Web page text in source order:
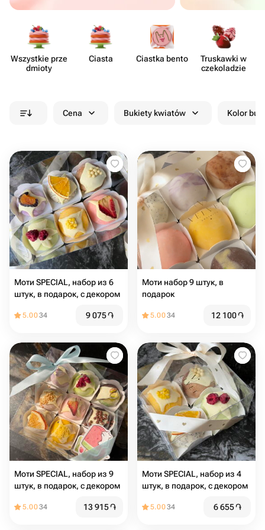
Wszystkie prze​
dmioty
Ciasta Ciastka bento
Truskawki w
czeko​ladzie
Cena Bukiety kwiatów Kolor
Моти SPECIAL, набор из 6
штук, в подарок, с декором
5.0034 9 075֏
Моти набор 9 штук, в
подарок
5.0034 12 100֏
Моти SPECIAL, набор из 9
штук, в подарок, с декором
5.0034 13 915֏
Моти SPECIAL, набор из 4
штук, в подарок, с декором
5.0034 6 655֏